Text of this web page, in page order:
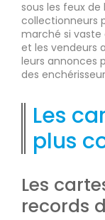
sous les feux
collectionneurs
marché si
et les vendeurs
leurs annonces
des
Les
plus
Les
records